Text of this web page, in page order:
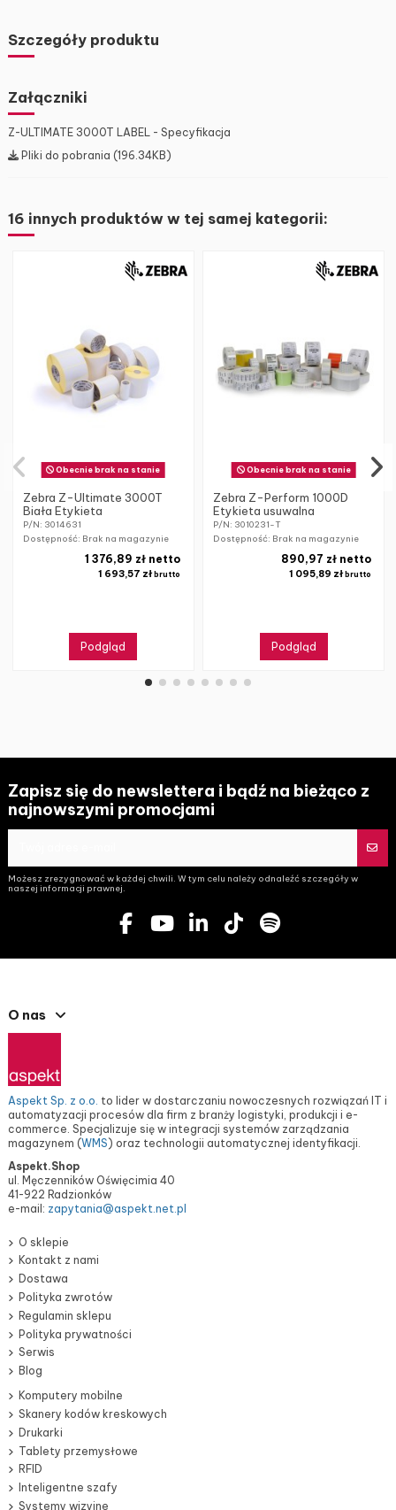
Szczegóły produktu
Załączniki
Z-ULTIMATE 3000T LABEL - Specyfikacja
Pliki do pobrania (196.34KB)
16 innych produktów w tej samej kategorii:
Obecnie brak na stanie
Zebra Z-Ultimate 3000T
Biała Etykieta
P/N: 3014631
Dostępność: Brak na magazynie
1 693,57 złbrutto
1 376,89 zł netto
Podgląd
Obecnie brak na stanie
Zebra Z-Perform 1000D
Etykieta usuwalna
P/N: 3010231-T
Dostępność: Brak na magazynie
1 095,89 zł brutto
890,97 zł netto
Podgląd
Zapisz się do newslettera i bądź na bieżąco z
najnowszymi promocjami
Możesz zrezygnować w każdej chwili. W tym celu należy odnaleźć szczegóły w
naszej informacji prawnej.
O nas
Aspekt Sp. z o.o. to lider w dostarczaniu nowoczesnych rozwiązań IT i
automatyzacji procesów dla firm z branży logistyki, produkcji i e-
commerce. Specjalizuje się w integracji systemów zarządzania
magazynem (WMS) oraz technologii automatycznej identyfikacji.
Aspekt.Shop
ul. Męczenników Oświęcimia 40
41-922 Radzionków
e-mail: zapytania@aspekt.net.pl
O sklepie
Kontakt z nami
Dostawa
Polityka zwrotów
Regulamin sklepu
Polityka prywatności
Serwis
Blog
Komputery mobilne
Skanery kodów kreskowych
Drukarki
Tablety przemysłowe
RFID
Inteligentne szafy
Systemy wizyjne